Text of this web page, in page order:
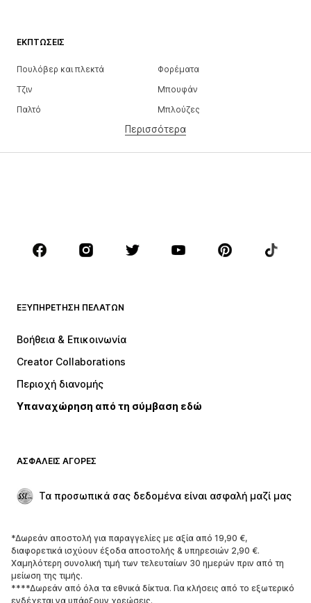
ΕΚΠΤΏΣΕΙΣ
Πουλόβερ και πλεκτά
Φορέματα
Τζιν
Μπουφάν
Παλτό
Μπλούζες
Εσώρουχα
Αξεσουάρ
Premium
ΝΕΑ
Εσώρουχα
Παλτό
Φούστες
Περιστάσεις
Aποκλειστικά
ΠΑΠΟΎΤΣΙΑ
ΝΕΑ
Trending
Sneakers
Μποτάκια
Περισσότερα
ΕΞΥΠΗΡΈΤΗΣΗ ΠΕΛΑΤΏΝ
Βοήθεια & Επικοινωνία
Creator Collaborations
Περιοχή διανομής
Υπαναχώρηση από τη σύμβαση εδώ
ΑΣΦΑΛΕΊΣ ΑΓΟΡΈΣ
Τα προσωπικά σας δεδομένα είναι ασφαλή μαζί μας
*Δωρεάν αποστολή για παραγγελίες με αξία από 19,90 €,
διαφορετικά ισχύουν έξοδα αποστολής & υπηρεσιών 2,90 €.
Χαμηλότερη συνολική τιμή των τελευταίων 30 ημερών πριν από τη
μείωση της τιμής.
****Δωρεάν από όλα τα εθνικά δίκτυα. Για κλήσεις από το εξωτερικό
ενδέχεται να υπάρξουν χρεώσεις.